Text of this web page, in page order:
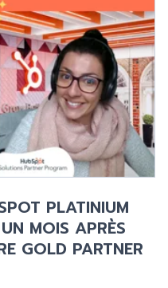
PLATINIUM
MOIS APRÈS
GOLD PARTNER